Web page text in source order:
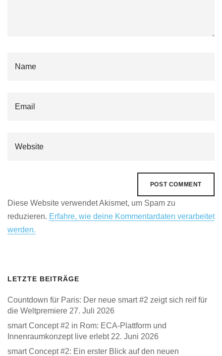
Diese Website verwendet Akismet, um Spam zu
reduzieren. Erfahre, wie deine Kommentardaten verarbeitet
werden.
LETZTE BEITRÄGE
Countdown für Paris: Der neue smart #2 zeigt sich reif für
die Weltpremiere 27. Juli 2026
smart Concept #2 in Rom: ECA-Plattform und
Innenraumkonzept live erlebt 22. Juni 2026
smart Concept #2: Ein erster Blick auf den neuen